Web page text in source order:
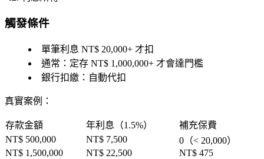
觸發條件
單筆利息 NT$ 20,000+ 才扣
通常：定存 NT$ 1,000,000+ 才會達門檻
銀行扣繳：自動代扣
真實案例 ：
存款金額 年利息（1.5%）
補充保費
NT$ 500,000
NT$ 7,500
0（< 20,000）
NT$ 1,500,000
NT$ 22,500
NT$ 475